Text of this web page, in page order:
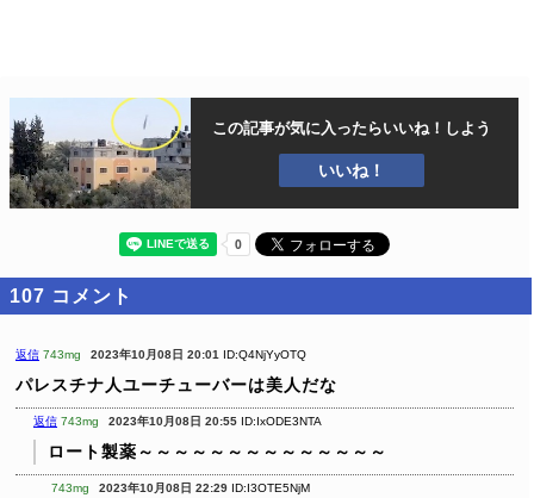
この記事が気に入ったらいいね！しよう
いいね！
107 コメント
返信 743mg 2023年10月08日 20:01 ID:Q4NjYyOTQ
パレスチナ人ユーチューバーは美人だな
返信 743mg 2023年10月08日 20:55 ID:IxODE3NTA
ロート製薬～～～～～～～～～～～～～～
743mg 2023年10月08日 22:29 ID:I3OTE5NjM